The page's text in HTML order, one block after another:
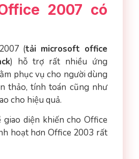
2007 có
(tải microsoft office
) hỗ trợ rất nhiều ứng
phục vụ cho người dùng
thảo, tính toán cũng như
cho hiệu quả.
giao diện khiến cho Office
hoạt hơn Office 2003 rất